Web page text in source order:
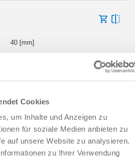
Cookies
um Inhalte und Anzeigen zu
für soziale Medien anbieten zu
auf unsere Website zu analysieren.
zu Ihrer Verwendung
40 [mm]